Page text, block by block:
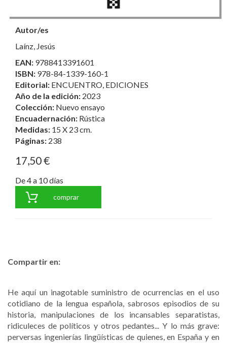
Autor/es
Laínz, Jesús
EAN: 9788413391601
ISBN: 978-84-1339-160-1
Editorial: ENCUENTRO, EDICIONES
Año de la edición: 2023
Colección: Nuevo ensayo
Encuadernación: Rústica
Medidas: 15 X 23 cm.
Páginas: 238
17,50 €
De 4 a 10 días
comprar
Compartir en:
He aquí un inagotable suministro de ocurrencias en el uso
cotidiano de la lengua española, sabrosos episodios de su
historia, manipulaciones de los incansables separatistas,
ridiculeces de políticos y otros pedantes... Y lo más grave:
perversas ingenierías lingüísticas de quienes, en España y en